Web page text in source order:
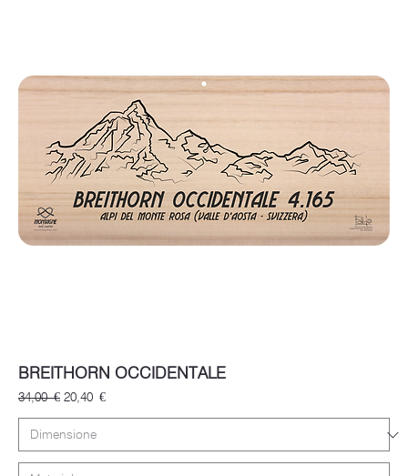
BREITHORN OCCIDENTALE
Prezzo regolare
34,00 € Prezzo scontato
20,40 €